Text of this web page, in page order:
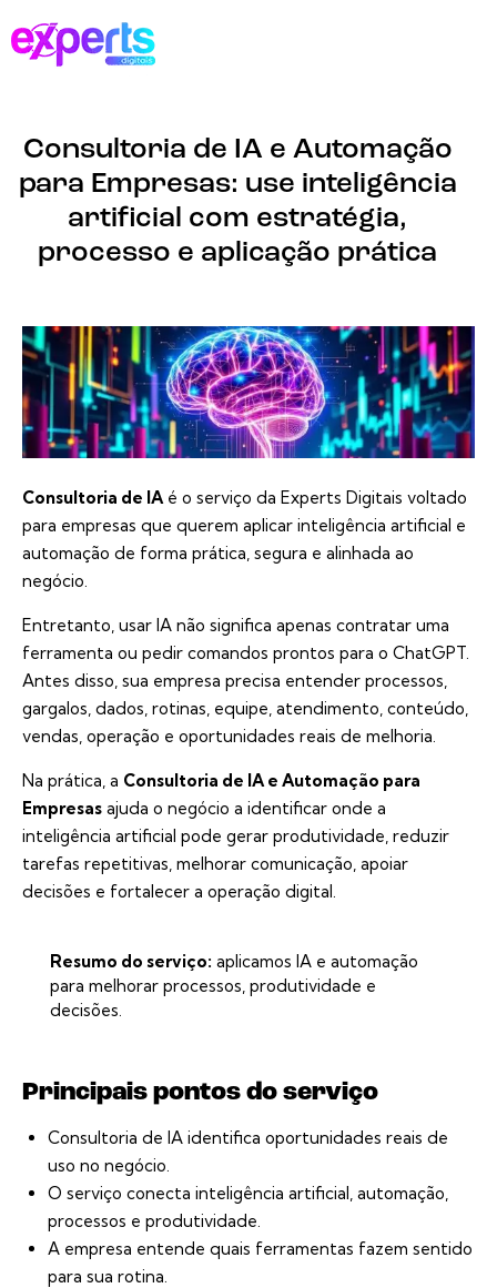
Consultoria de IA e Automação
para Empresas: use inteligência
artificial com estratégia,
processo e aplicação prática
Consultoria de IA é o serviço da Experts Digitais voltado
para empresas que querem aplicar inteligência artificial e
automação de forma prática, segura e alinhada ao
negócio.
Entretanto, usar IA não significa apenas contratar uma
ferramenta ou pedir comandos prontos para o ChatGPT.
Antes disso, sua empresa precisa entender processos,
gargalos, dados, rotinas, equipe, atendimento, conteúdo,
vendas, operação e oportunidades reais de melhoria.
Na prática, a Consultoria de IA e Automação para
Empresas ajuda o negócio a identificar onde a
inteligência artificial pode gerar produtividade, reduzir
tarefas repetitivas, melhorar comunicação, apoiar
decisões e fortalecer a operação digital.
Resumo do serviço: aplicamos IA e automação
para melhorar processos, produtividade e
decisões.
Principais pontos do serviço
Consultoria de IA identifica oportunidades reais de
uso no negócio.
O serviço conecta inteligência artificial, automação,
processos e produtividade.
A empresa entende quais ferramentas fazem sentido
para sua rotina.